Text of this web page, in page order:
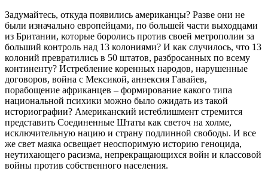
Задумайтесь, откуда появились американцы? Разве они не
были изначально европейцами, по большей части выходцами
из Британии, которые боролись против своей метрополии за
больший контроль над 13 колониями? И как случилось, что 13
колоний превратились в 50 штатов, разбросанных по всему
континенту? Истребление коренных народов, нарушенные
договоров, война с Мексикой, аннексия Гавайев,
порабощение африканцев – формирование какого типа
национальной психики можно было ожидать из такой
историографии? Американский истеблишмент стремится
представить Соединенные Штаты как светоч на холме,
исключительную нацию и страну подлинной свободы. И все
же свет маяка освещает неоспоримую историю геноцида,
неутихающего расизма, непрекращающихся войн и классовой
войны против собственного населения.